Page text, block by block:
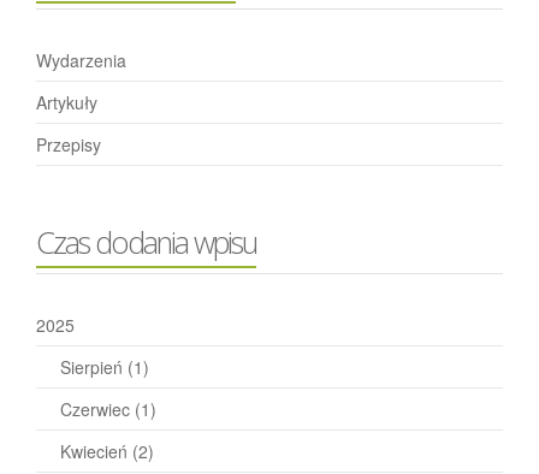
Wydarzenia
Artykuły
Przepisy
Czas dodania wpisu
2025
Sierpień (1)
Czerwiec (1)
Kwiecień (2)